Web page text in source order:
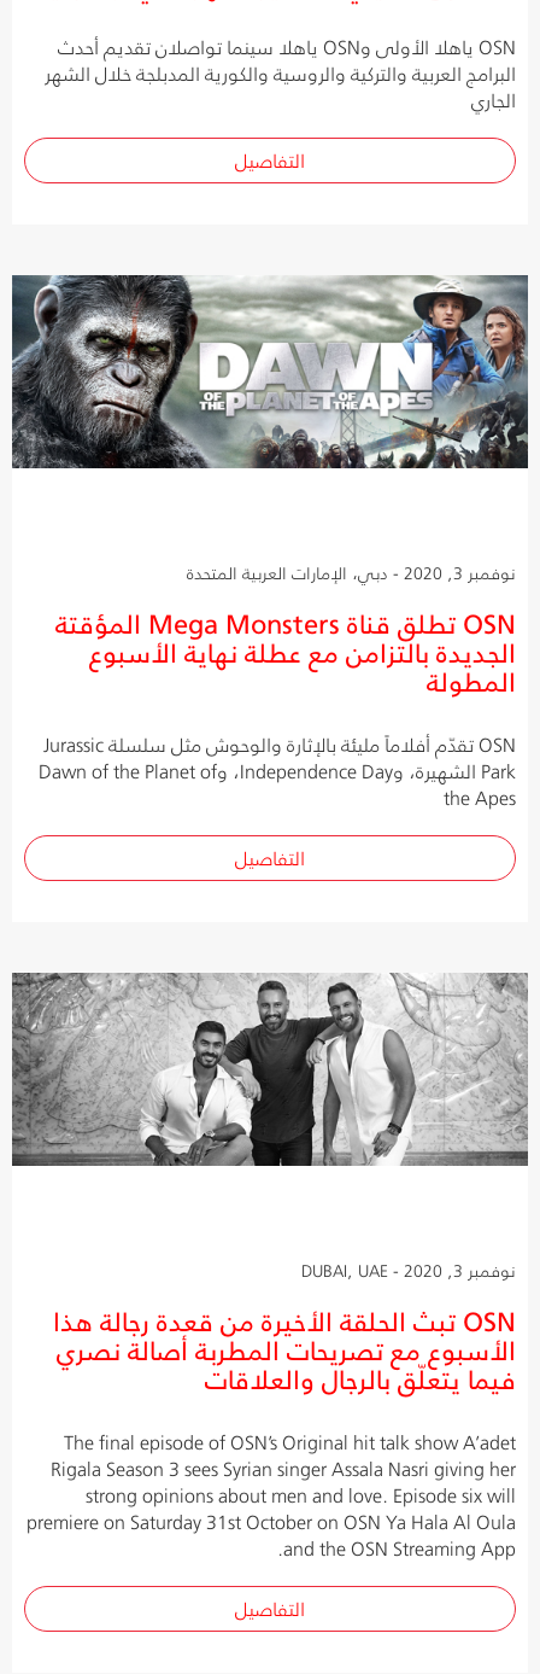
OSN ياهلا الأولى وOSN ياهلا سينما تواصلان تقديم أحدث
البرامج العربية والتركية والروسية والكورية المدبلجة خلال الشهر
الجاري
التفاصيل
نوفمبر 3, 2020 - دبي، الإمارات العربية المتحدة
OSN تطلق قناة Mega Monsters المؤقتة
الجديدة بالتزامن مع عطلة نهاية الأسبوع
المطولة
OSN تقدّم أفلاماً مليئة بالإثارة والوحوش مثل سلسلة Jurassic
Park الشهيرة، وIndependence Day، وDawn of the Planet of
the Apes
التفاصيل
نوفمبر 3, 2020 - DUBAI, UAE
OSN تبث الحلقة الأخيرة من قعدة رجالة هذا
الأسبوع مع تصريحات المطربة أصالة نصري
فيما يتعلّق بالرجال والعلاقات
The final episode of OSN’s Original hit talk show A’adet
Rigala Season 3 sees Syrian singer Assala Nasri giving her
strong opinions about men and love. Episode six will
premiere on Saturday 31st October on OSN Ya Hala Al Oula
and the OSN Streaming App.
التفاصيل